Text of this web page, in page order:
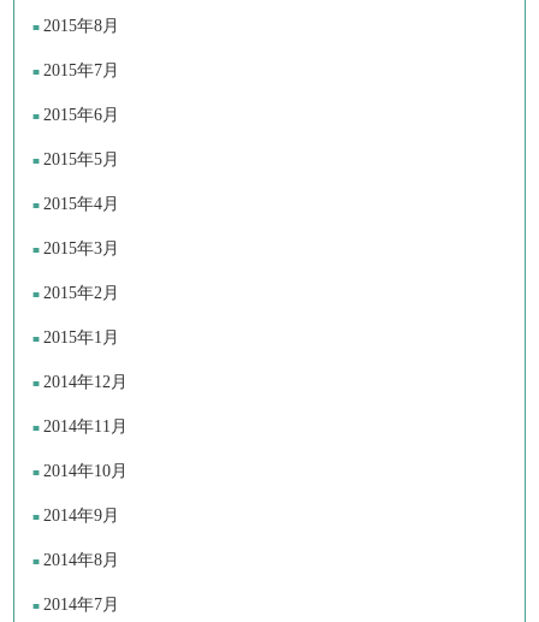
2015年8月
2015年7月
2015年6月
2015年5月
2015年4月
2015年3月
2015年2月
2015年1月
2014年12月
2014年11月
2014年10月
2014年9月
2014年8月
2014年7月